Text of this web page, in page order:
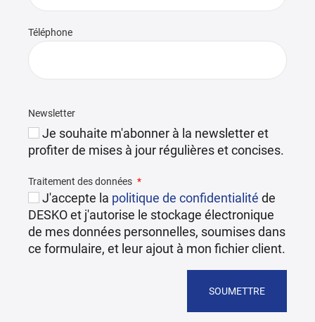
Téléphone
Newsletter
Je souhaite m'abonner à la newsletter et
profiter de mises à jour régulières et concises.
Traitement des données
J'accepte la politique de confidentialité de
DESKO et j'autorise le stockage électronique
de mes données personnelles, soumises dans
ce formulaire, et leur ajout à mon fichier client.
SOUMETTRE